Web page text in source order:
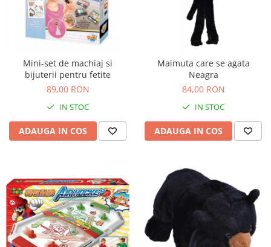
Ghiozdan fete
Papetarie
Sacose si Genti
Umbrela copii
Cutiuta metalica
Veioza copii
Jucarii exterior
Trotinete copii
Jucarii curte
Leagane copii
Mini-set de machiaj si
bijuterii pentru fetite
89,00 RON
IN STOC
ADAUGA IN COS
Maimuta care se agata
Neagra
84,00 RON
IN STOC
ADAUGA IN COS